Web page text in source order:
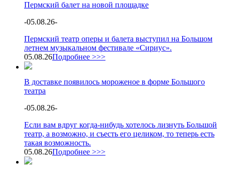
Пермский балет на новой площадке
-05.08.26-
Пермский театр оперы и балета выступил на Большом
летнем музыкальном фестивале «Сириус».
05.08.26Подробнее >>>
В доставке появилось мороженое в форме Большого
театра
-05.08.26-
Если вам вдруг когда-нибудь хотелось лизнуть Большой
театр, а возможно, и съесть его целиком, то теперь есть
такая возможность.
05.08.26Подробнее >>>